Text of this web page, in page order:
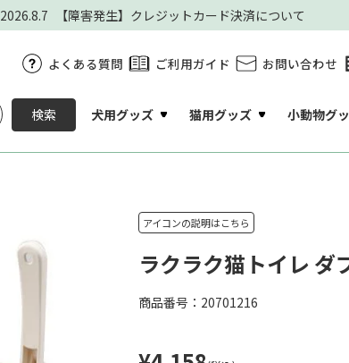
2026.8.7 【障害発生】クレジットカード決済について
よくある質問 ご利用ガイド お問い合わせ
検索 犬用グッズ 猫用グッズ 小動物グ
アイコンの説明はこちら
ラクラク猫トイレ ダ
商品番号：20701216